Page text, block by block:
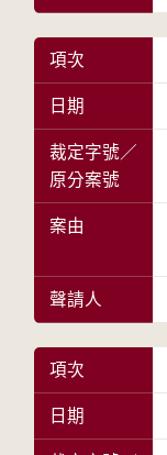
項次
日期
裁定字號／
原分案號
案由
聲請人
項次
日期